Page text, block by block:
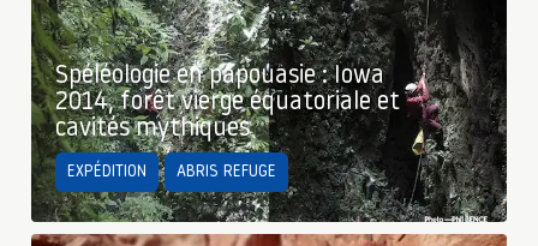
Spéléologie en papouasie : Iowa
2014, forêt vierge équatoriale et
cavités mythiques
EXPÉDITION ABRIS REFUGE